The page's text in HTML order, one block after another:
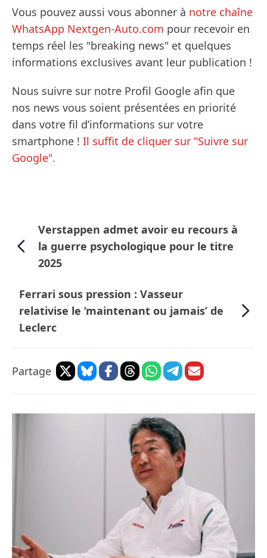
Vous pouvez aussi vous abonner à notre chaîne
WhatsApp Nextgen-Auto.com pour recevoir en
temps réel les "breaking news" et quelques
informations exclusives avant leur publication !
Nous suivre sur notre Profil Google afin que
nos news vous soient présentées en priorité
dans votre fil d’informations sur votre
smartphone ! Il suffit de cliquer sur "Suivre sur
Google".
Verstappen admet avoir eu recours à
la guerre psychologique pour le titre
2025
Ferrari sous pression : Vasseur
relativise le ’maintenant ou jamais’ de
Leclerc
Partage